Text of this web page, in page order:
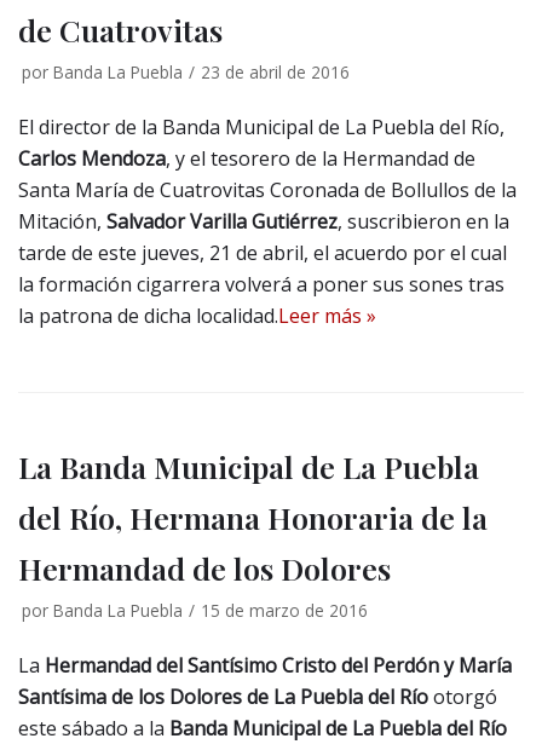
de Cuatrovitas
por Banda La Puebla 23 de abril de 2016
El director de la Banda Municipal de La Puebla del Río,
Carlos Mendoza, y el tesorero de la Hermandad de
Santa María de Cuatrovitas Coronada de Bollullos de la
Mitación, Salvador Varilla Gutiérrez, suscribieron en la
tarde de este jueves, 21 de abril, el acuerdo por el cual
la formación cigarrera volverá a poner sus sones tras
la patrona de dicha localidad.Leer más »
La Banda Municipal de La Puebla
del Río, Hermana Honoraria de la
Hermandad de los Dolores
por Banda La Puebla 15 de marzo de 2016
La Hermandad del Santísimo Cristo del Perdón y María
Santísima de los Dolores de La Puebla del Ríootorgó
este sábado a la Banda Municipal de La Puebla del Río